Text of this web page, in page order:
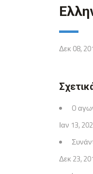
Δεκ 08,
O
Ιαν 13,
Δεκ 23,